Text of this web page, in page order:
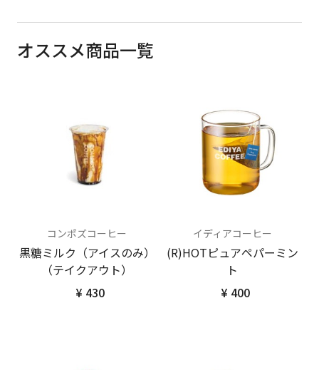
オススメ商品一覧
コンポズコーヒー
黒糖ミルク（アイスのみ）
（テイクアウト）
¥ 430
イディアコーヒー
(R)HOTピュアペパーミン
ト
¥ 400